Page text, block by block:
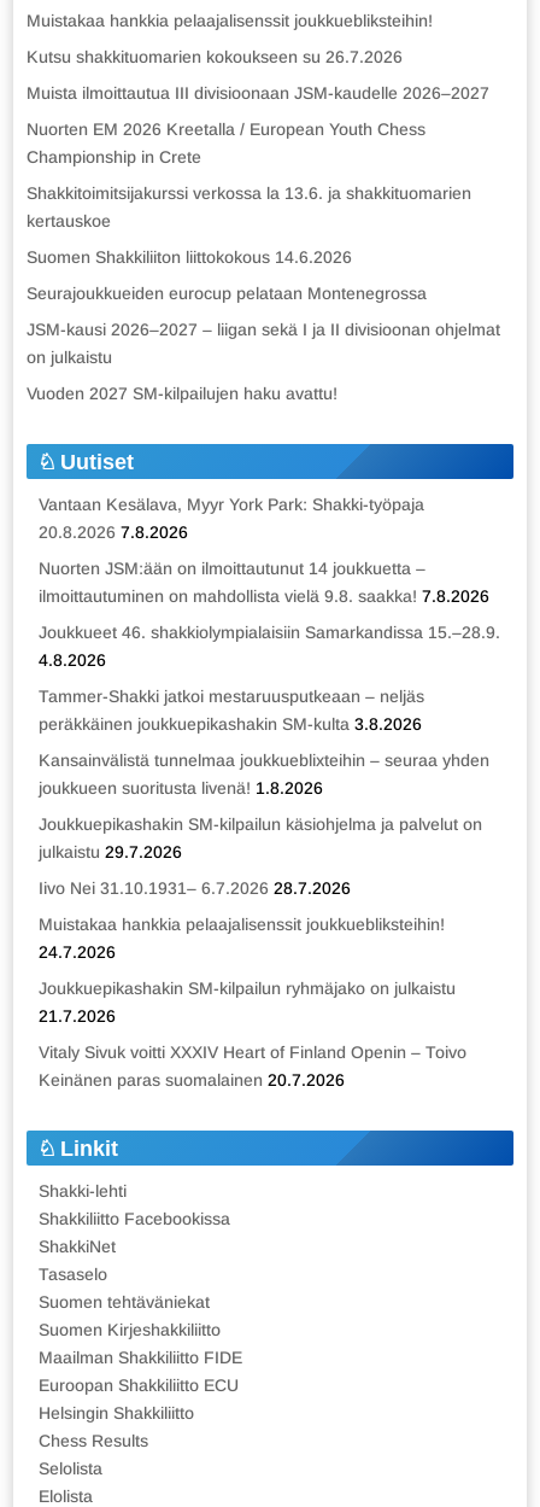
Muistakaa hankkia pelaajalisenssit joukkuebliksteihin!
Kutsu shakkituomarien kokoukseen su 26.7.2026
Muista ilmoittautua III divisioonaan JSM-kaudelle 2026–2027
Nuorten EM 2026 Kreetalla / European Youth Chess
Championship in Crete
Shakkitoimitsijakurssi verkossa la 13.6. ja shakkituomarien
kertauskoe
Suomen Shakkiliiton liittokokous 14.6.2026
Seurajoukkueiden eurocup pelataan Montenegrossa
JSM-kausi 2026–2027 – liigan sekä I ja II divisioonan ohjelmat
on julkaistu
Vuoden 2027 SM-kilpailujen haku avattu!
Uutiset
Vantaan Kesälava, Myyr York Park: Shakki-työpaja
20.8.2026 7.8.2026
Nuorten JSM:ään on ilmoittautunut 14 joukkuetta –
ilmoittautuminen on mahdollista vielä 9.8. saakka! 7.8.2026
Joukkueet 46. shakkiolympialaisiin Samarkandissa 15.–28.9.
4.8.2026
Tammer-Shakki jatkoi mestaruusputkeaan – neljäs
peräkkäinen joukkuepikashakin SM-kulta 3.8.2026
Kansainvälistä tunnelmaa joukkueblixteihin – seuraa yhden
joukkueen suoritusta livenä! 1.8.2026
Joukkuepikashakin SM-kilpailun käsiohjelma ja palvelut on
julkaistu 29.7.2026
Iivo Nei 31.10.1931– 6.7.2026 28.7.2026
Muistakaa hankkia pelaajalisenssit joukkuebliksteihin!
24.7.2026
Joukkuepikashakin SM-kilpailun ryhmäjako on julkaistu
21.7.2026
Vitaly Sivuk voitti XXXIV Heart of Finland Openin – Toivo
Keinänen paras suomalainen 20.7.2026
Linkit
Shakki-lehti
Shakkiliitto Facebookissa
ShakkiNet
Tasaselo
Suomen tehtäväniekat
Suomen Kirjeshakkiliitto
Maailman Shakkiliitto FIDE
Euroopan Shakkiliitto ECU
Helsingin Shakkiliitto
Chess Results
Selolista
Elolista